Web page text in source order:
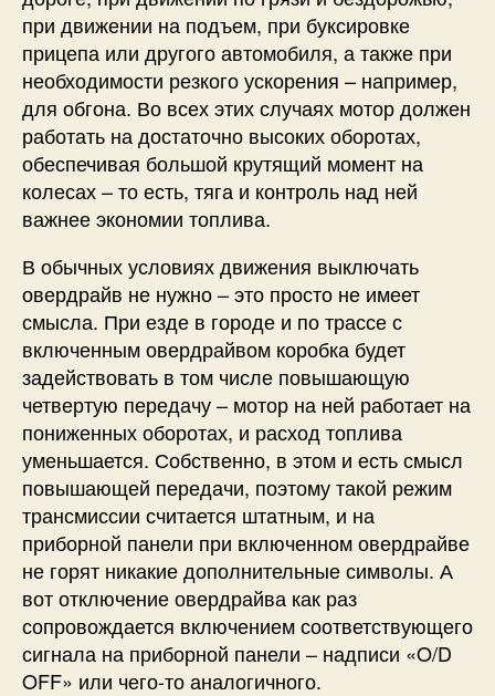
при движении на подъем, при буксировке
прицепа или другого автомобиля, а также при
необходимости резкого ускорения – например,
для обгона. Во всех этих случаях мотор должен
работать на достаточно высоких оборотах,
обеспечивая большой крутящий момент на
колесах – то есть, тяга и контроль над ней
важнее экономии топлива.
В обычных условиях движения выключать
овердрайв не нужно – это просто не имеет
смысла. При езде в городе и по трассе с
включенным овердрайвом коробка будет
задействовать в том числе повышающую
четвертую передачу – мотор на ней работает на
пониженных оборотах, и расход топлива
уменьшается. Собственно, в этом и есть смысл
повышающей передачи, поэтому такой режим
трансмиссии считается штатным, и на
приборной панели при включенном овердрайве
не горят никакие дополнительные символы. А
вот отключение овердрайва как раз
сопровождается включением соответствующего
сигнала на приборной панели – надписи «O/D
OFF» или чего-то аналогичного.